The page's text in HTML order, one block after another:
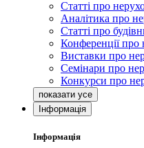
Статті про
Аналітика про
Статті про
Конференції про
Виставки про
Семінари про
Конкурси про
Інформація
Інформація